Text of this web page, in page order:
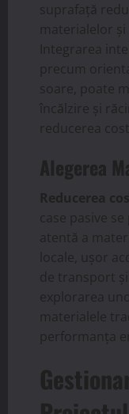
suprafață
materialelor
Integrarea
precum
soare, poate
încălzire și
reducerea
Alegerea
Reducerea
case pasive
atentă a
locale, ușor
de transport
explorarea
materialele
performanța